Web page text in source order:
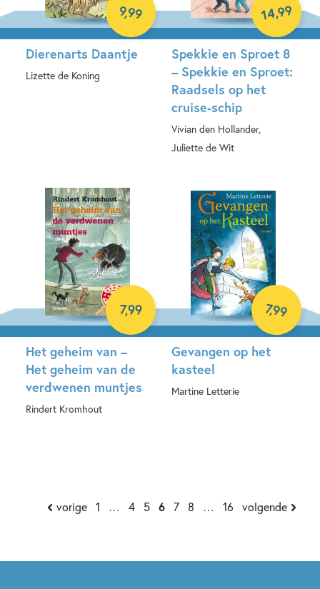
Dierenarts Daantje
Lizette de Koning
9,99
Spekkie en Sproet 8
– Spekkie en Sproet:
Raadsels op het
cruise-schip
Vivian den Hollander,
Juliette de Wit
14,99
Het geheim van –
Het geheim van de
verdwenen muntjes
Rindert Kromhout
7,99
Gevangen op het
kasteel
Martine Letterie
7,99
vorige 1 … 4 5 6 7 8 … 16 volgende